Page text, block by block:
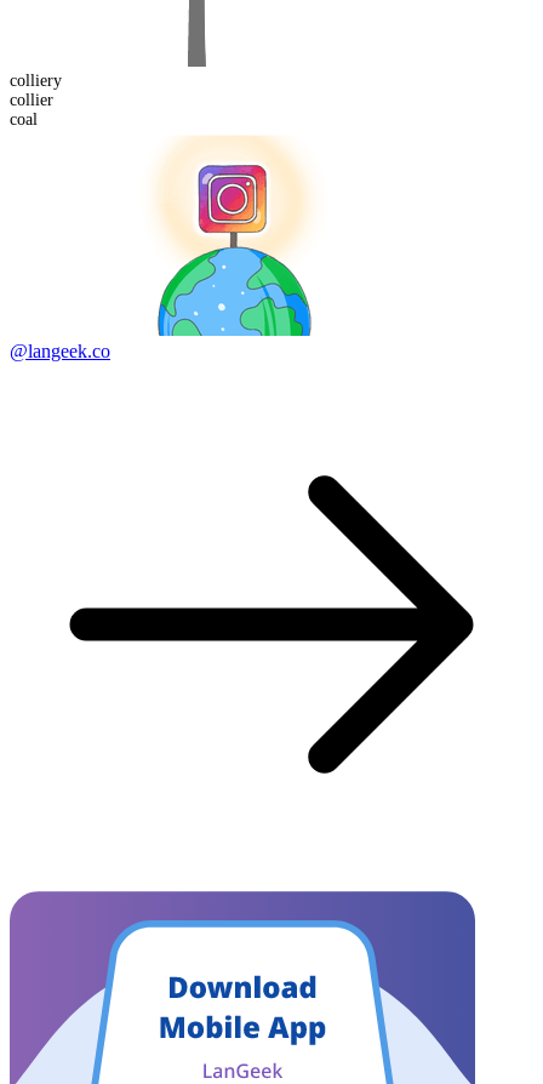
colliery
collier
coal
@langeek.co